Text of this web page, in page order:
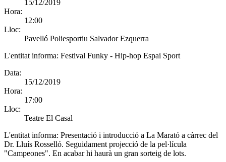
15/12/2019
Hora:
12:00
Lloc:
Pavelló Poliesportiu Salvador Ezquerra
L'entitat informa: Festival Funky - Hip-hop Espai Sport
Data:
15/12/2019
Hora:
17:00
Lloc:
Teatre El Casal
L'entitat informa: Presentació i introducció a La Marató a càrrec del
Dr. Lluís Rosselló. Seguidament projecció de la pel·lícula
"Campeones". En acabar hi haurà un gran sorteig de lots.